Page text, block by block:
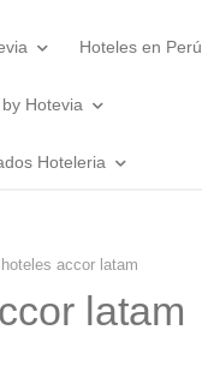
Hoteles en Perú
Hotevia
Hoteleria
hoteles accor latam
latam